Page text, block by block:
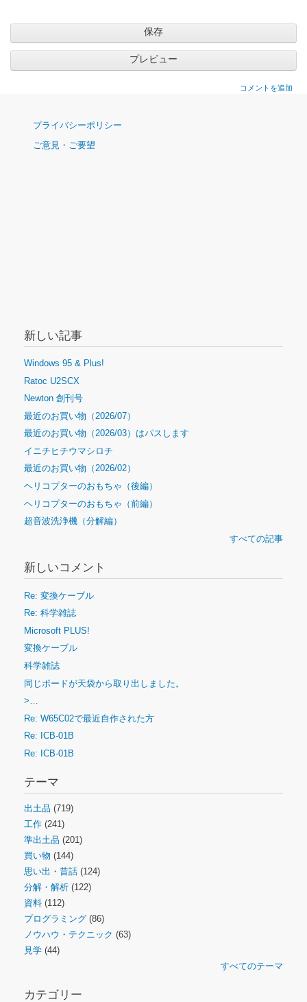
コメントを追加
ナ
ゲ
プライバシーポリシー
ご意見・ご要望
新しい記事
Windows 95 & Plus!
Ratoc U2SCX
Newton 創刊号
最近のお買い物（2026/07）
最近のお買い物（2026/03）はパスします
イニチヒチウマシロチ
最近のお買い物（2026/02）
ヘリコプターのおもちゃ（後編）
ヘリコプターのおもちゃ（前編）
超音波洗浄機（分解編）
すべての記事
新しいコメント
Re: 変換ケーブル
Re: 科学雑誌
Microsoft PLUS!
変換ケーブル
科学雑誌
同じボードが天袋から取り出しました。
>…
Re: W65C02で最近自作された方
Re: ICB-01B
Re: ICB-01B
テーマ
出土品 (719)
工作 (241)
準出土品 (201)
買い物 (144)
思い出・昔話 (124)
分解・解析 (122)
資料 (112)
プログラミング (86)
ノウハウ・テクニック (63)
見学 (44)
すべてのテーマ
カテゴリー